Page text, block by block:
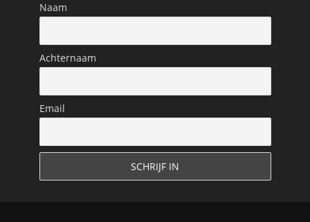
Naam
Achternaam
Email